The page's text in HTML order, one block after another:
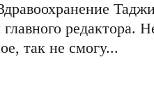
редактора.
так не смогу...